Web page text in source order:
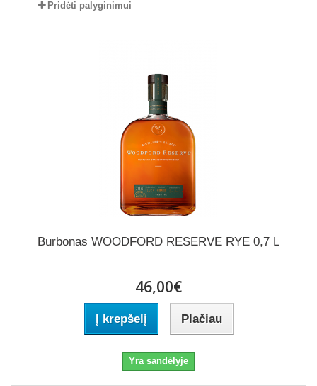
Pridėti palyginimui
Burbonas WOODFORD RESERVE RYE 0,7 L
46,00€
Į krepšelį Plačiau
Yra sandėlyje